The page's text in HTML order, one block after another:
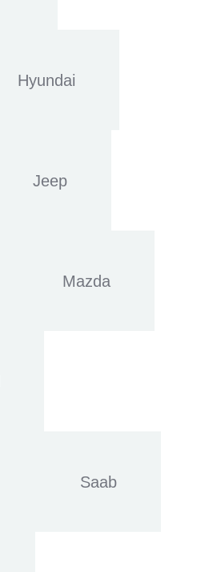
Hyundai
Jeep
Mazda
Saab